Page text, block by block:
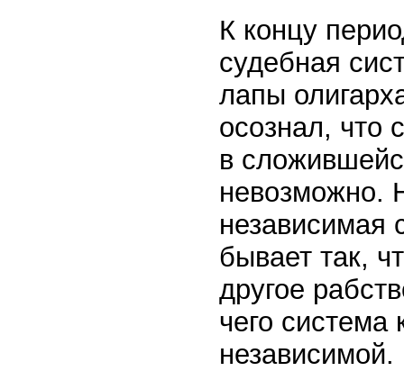
К концу
судебная
лапы
осознал, что
в
невозможно.
независимая
бывает так,
другое
чего система
независимой.